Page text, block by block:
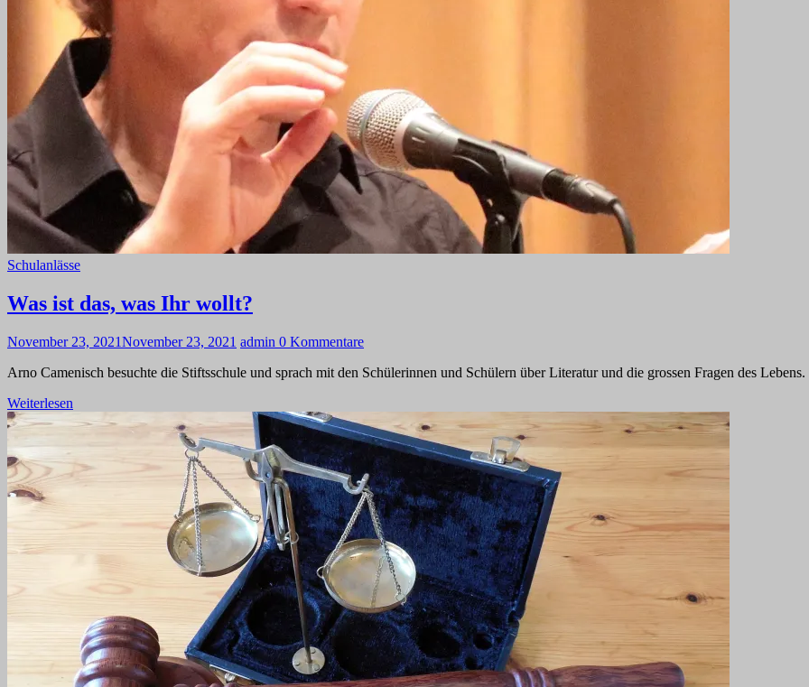
Schulanlässe
Was ist das, was Ihr wollt?
November 23, 2021November 23, 2021 admin 0 Kommentare
Arno Camenisch besuchte die Stiftsschule und sprach mit den Schülerinnen und Schülern über Literatur und die grossen Fragen des Lebens.
Weiterlesen